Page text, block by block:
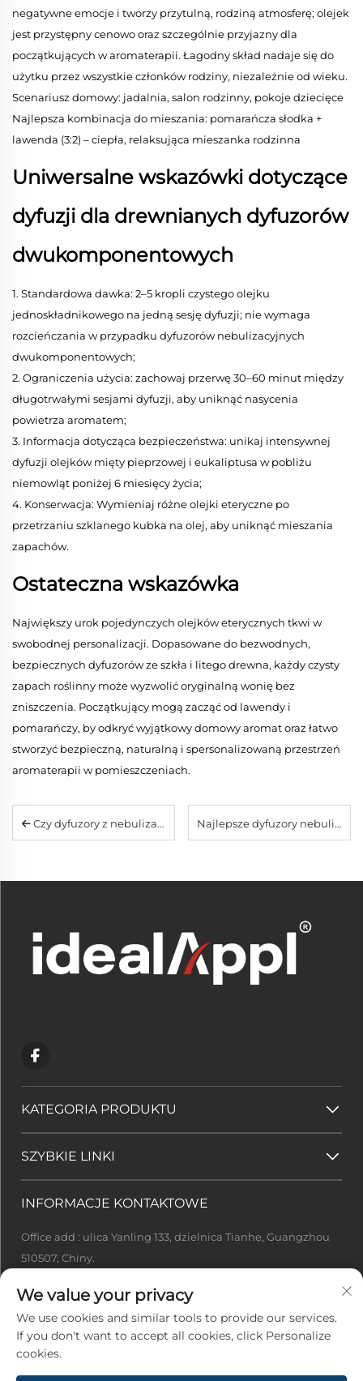
negatywne emocje i tworzy przytulną, rodziną atmosferę; olejek
jest przystępny cenowo oraz szczególnie przyjazny dla
początkujących w aromaterapii. Łagodny skład nadaje się do
użytku przez wszystkie członków rodziny, niezależnie od wieku.
Scenariusz domowy: jadalnia, salon rodzinny, pokoje dziecięce
Najlepsza kombinacja do mieszania: pomarańcza słodka +
lawenda (3:2) – ciepła, relaksująca mieszanka rodzinna
Uniwersalne wskazówki dotyczące
dyfuzji dla drewnianych dyfuzorów
dwukomponentowych
1. Standardowa dawka: 2–5 kropli czystego olejku
jednoskładnikowego na jedną sesję dyfuzji; nie wymaga
rozcieńczania w przypadku dyfuzorów nebulizacyjnych
dwukomponentowych;
2. Ograniczenia użycia: zachowaj przerwę 30–60 minut między
długotrwałymi sesjami dyfuzji, aby uniknąć nasycenia
powietrza aromatem;
3. Informacja dotycząca bezpieczeństwa: unikaj intensywnej
dyfuzji olejków mięty pieprzowej i eukaliptusa w pobliżu
niemowląt poniżej 6 miesięcy życia;
4. Konserwacja: Wymieniaj różne olejki eteryczne po
przetrzaniu szklanego kubka na olej, aby uniknąć mieszania
zapachów.
Ostateczna wskazówka
Największy urok pojedynczych olejków eterycznych tkwi w
swobodnej personalizacji. Dopasowane do bezwodnych,
bezpiecznych dyfuzorów ze szkła i litego drewna, każdy czysty
zapach roślinny może wyzwolić oryginalną wonię bez
zniszczenia. Początkujący mogą zacząć od lawendy i
pomarańczy, by odkryć wyjątkowy domowy aromat oraz łatwo
stworzyć bezpieczną, naturalną i spersonalizowaną przestrzeń
aromaterapii w pomieszczeniach.
Czy dyfuzory z nebulizacją są bezpieczne dla dzieci i zwierząt domowych? Porady ekspertów oraz lista najbezpieczniejszych modeli Najlepsze dyfuzory nebulizacyjne 2026: Dlaczego modele szklane bez wody przewyższają ultradźwiękowe
KATEGORIA PRODUKTU
SZYBKIE LINKI
INFORMACJE KONTAKTOWE
Office add : ulica Yanling 133, dzielnica Tianhe, Guangzhou
510507, Chiny.
+86-13922415049
We value your privacy
We use cookies and similar tools to provide our services.
If you don't want to accept all cookies, click Personalize
cookies.